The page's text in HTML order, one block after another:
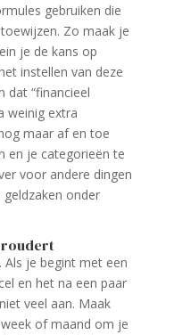
gebruiken die
Zo maak je
je de kans op
instellen van deze
dat “financieel
weinig extra
maar af en toe
en je categorieën te
voor andere dingen
onder
je begint met een
en het na een paar
veel aan. Maak
of maand om je